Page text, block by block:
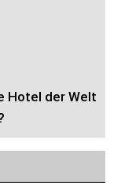
Hotel der Welt